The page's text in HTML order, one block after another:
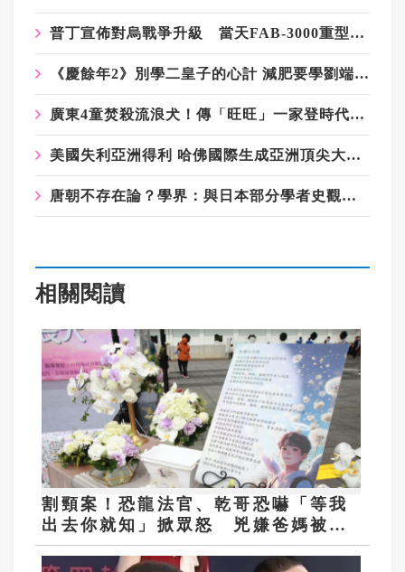
普丁宣佈對烏戰爭升級 當天FAB-3000重型滑翔炸彈再次襲擊札波羅熱
《慶餘年2》別學二皇子的心計 減肥要學劉端端的自律
廣東4童焚殺流浪犬！傳「旺旺」一家登時代廣場看板 2港星籲快立動保法
美國失利亞洲得利 哈佛國際生成亞洲頂尖大學搶手人才
唐朝不存在論？學界：與日本部分學者史觀有關 但非直接提出
相關閱讀
割頸案！恐龍法官、乾哥恐嚇「等我
出去你就知」掀眾怒 兇嫌爸媽被肉
搜